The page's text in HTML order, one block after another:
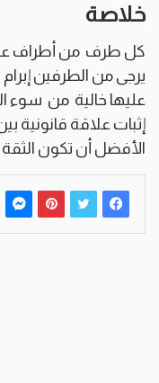
خلاصة
كل طرف من أطراف
يرجى من الطرفين
عليها خالية من سوء
إثبات علاقة
الأفضل أن تكون